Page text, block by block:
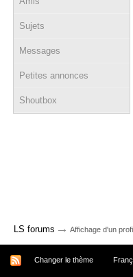
Sujets
Messages
Petites annonces
Shoutbox
LS forums → Affichage d'un
Changer le thème